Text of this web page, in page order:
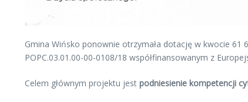
Gmina Wińsko ponownie otrzymała dotację w kwocie 61
POPC.03.01.00-00-0108/18 współfinansowanym z
Celem głównym projektu jest podniesienie kompetencji